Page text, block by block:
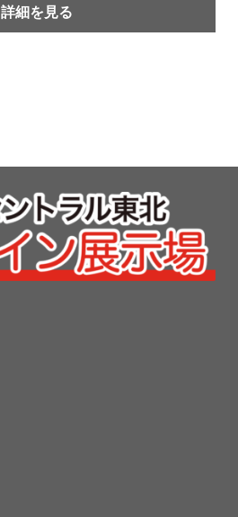
詳細を見る